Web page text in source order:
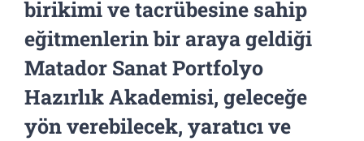
birikimi ve tacrübesine sahip
eğitmenlerin bir araya geldiği
Matador Sanat Portfolyo
Hazırlık Akademisi, geleceğe
yön verebilecek, yaratıcı ve